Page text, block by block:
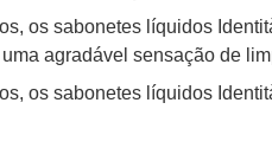
os sabonetes líquidos
agradável sensação de
os sabonetes líquidos